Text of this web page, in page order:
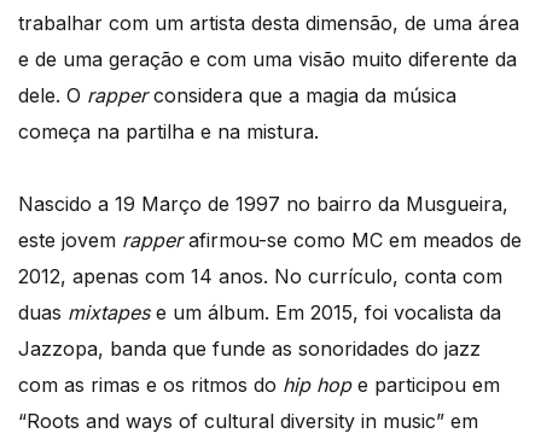
trabalhar com um artista desta dimensão, de uma área
e de uma geração e com uma visão muito diferente da
dele. O rapperconsidera que a magia da música
começa na partilha e na mistura.
Nascido a 19 Março de 1997 no bairro da Musgueira,
este jovem rapperafirmou-se como MC em meados de
2012, apenas com 14 anos. No currículo, conta com
duas mixtapese um álbum. Em 2015, foi vocalista da
Jazzopa, banda que funde as sonoridades do jazz
com as rimas e os ritmos do hip hope participou em
“Roots and ways of cultural diversity in music” em